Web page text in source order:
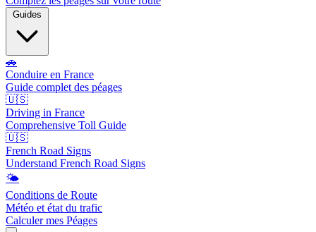
Guides
🚗
Conduire en France
Guide complet des péages
🇺🇸
Driving in France
Comprehensive Toll Guide
🇺🇸
French Road Signs
Understand French Road Signs
🌤️
Conditions de Route
Météo et état du trafic
Calculer mes Péages